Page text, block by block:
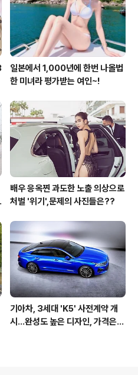
일본에서 1,000년에 한번 나올법
한 미녀라 평가받는 여인~!
배우 응옥찐 과도한 노출 의상으로
처벌 '위기',문제의 사진들은??
기아차, 3세대 'K5' 사전계약 개
시...완성도 높은 디자인, 가격은